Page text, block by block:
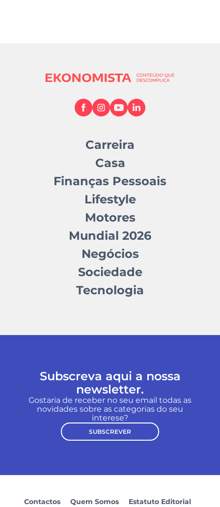
Carreira
Casa
Finanças Pessoais
Lifestyle
Motores
Mundial 2026
Negócios
Sociedade
Tecnologia
Subscreva aqui a nossa
newsletter.
Gostaria de receber no seu email todas as
novidades sobre as categorias do seu
interese?
SUBSCREVER
Contactos Quem Somos Estatuto Editorial